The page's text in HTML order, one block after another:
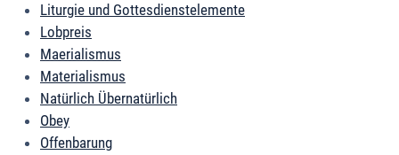
Liturgie und Gottesdienstelemente
Lobpreis
Maerialismus
Materialismus
Natürlich Übernatürlich
Obey
Offenbarung